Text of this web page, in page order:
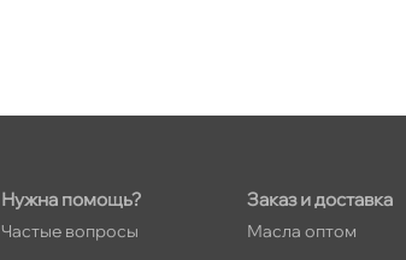
Нужна помощь?
Частые вопросы
Заказ и доставка
Масла оптом